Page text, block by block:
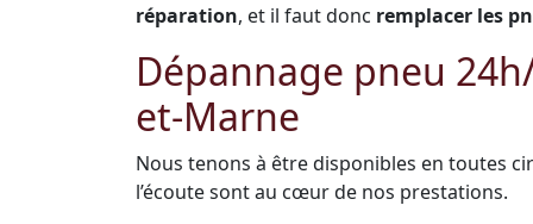
réparation, et il faut donc remplacer les
Dépannage pneu
et-Marne
Nous tenons à être disponibles en toutes
l’écoute sont au cœur de nos prestations.